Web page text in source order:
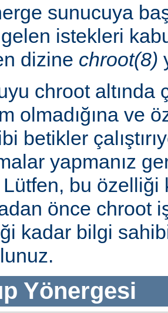
sunucuya
istekleri
dizine chroot(8)
chroot altında
olmadığına ve
betikler
yapmanız
bu özelliği
önce chroot
kadar bilgi
Yönergesi